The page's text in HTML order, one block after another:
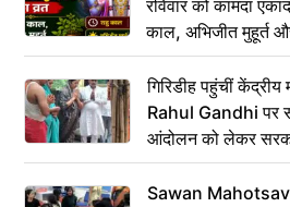
रविवार को कामदा
काल, अभिजीत मुहूर्त
गिरिडीह पहुंचीं
Rahul Gandhi पर
आंदोलन को लेकर
Sawan Mahotsav